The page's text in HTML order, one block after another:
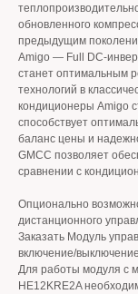
обновленного
предыдущим
Amigo — Full DC-
станет оптимальным
технологий в
кондиционеры Amigo
способствует
баланс цены и
GMCC позволяет
сравнении с
Опционально
дистанционного
Заказать Модуль
включение/
Для работы модуля с
HE12KRE2A